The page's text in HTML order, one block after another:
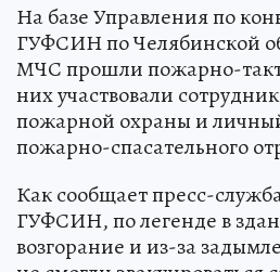
На базе Управления по
ГУФСИН по Челябинской
МЧС прошли пожарно-
них участвовали
пожарной охраны и
пожарно-спасательного
Как сообщает пресс-
ГУФСИН, по легенде в
возгорание и из-за